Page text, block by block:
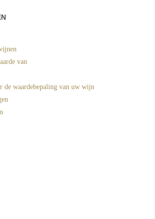
van
de waardebepaling van uw wijn